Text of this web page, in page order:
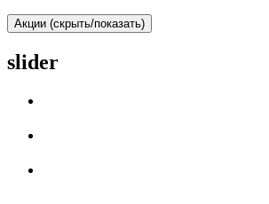
Акции (скрыть/показать)
slider